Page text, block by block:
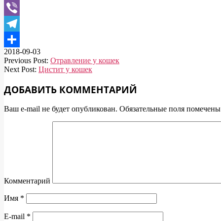
WhatsApp
Viber
Telegram
Отправить
2018-09-03
Previous Post: Отравление у кошек
Next Post: Цистит у кошек
ДОБАВИТЬ КОММЕНТАРИЙ
Ваш e-mail не будет опубликован. Обязательные поля
Комментарий
Имя *
E-mail *